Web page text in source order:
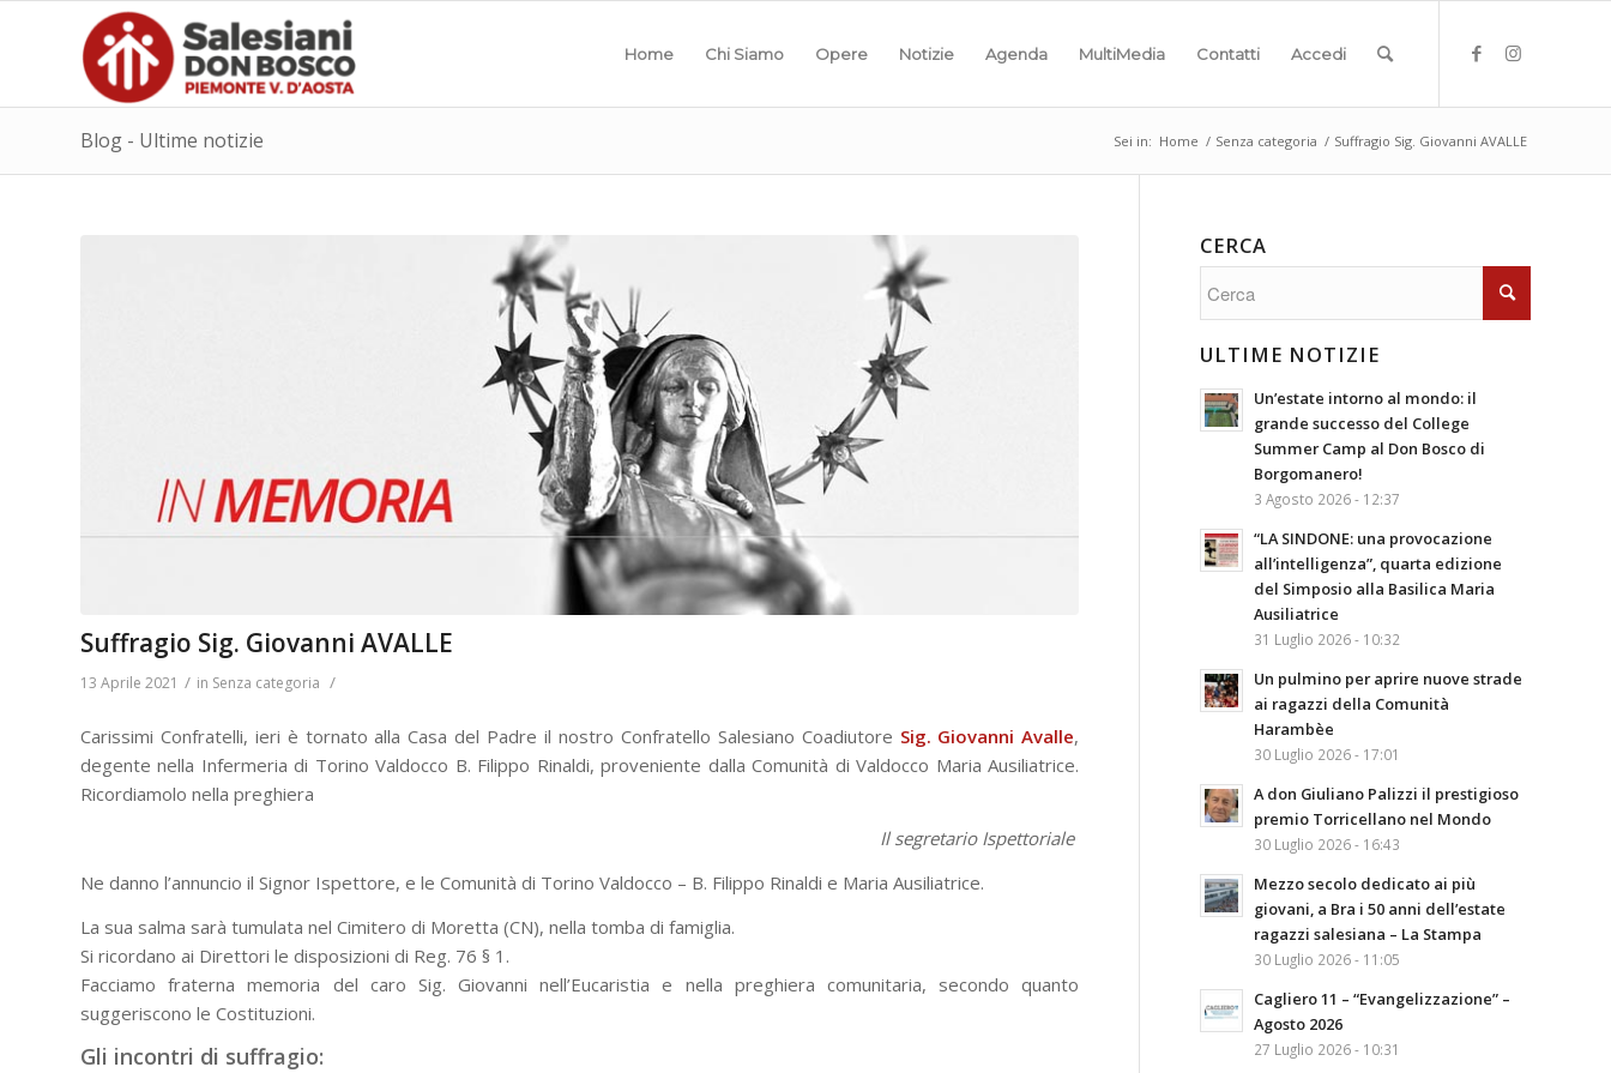
Home Chi Siamo Opere Notizie Agenda MultiMedia Contatti Accedi
Blog - Ultime notizie Sei in: Home / Senza categoria / Suffragio Sig. Giovanni AVALLE
Suffragio Sig. Giovanni AVALLE
13 Aprile 2021 / in Senza categoria /
Carissimi Confratelli, ieri è tornato alla Casa del Padre il nostro Confratello Salesiano Coadiutore Sig. Giovanni Avalle,
degente nella Infermeria di Torino Valdocco B. Filippo Rinaldi, proveniente dalla Comunità di Valdocco Maria Ausiliatrice.
Ricordiamolo nella preghiera
Il segretario Ispettoriale
Ne danno l’annuncio il Signor Ispettore, e le Comunità di Torino Valdocco – B. Filippo Rinaldi e Maria Ausiliatrice.
La sua salma sarà tumulata nel Cimitero di Moretta (CN), nella tomba di famiglia.
Si ricordano ai Direttori le disposizioni di Reg. 76 § 1.
Facciamo fraterna memoria del caro Sig. Giovanni nell’Eucaristia e nella preghiera comunitaria, secondo quanto
suggeriscono le Costituzioni.
Gli incontri di suffragio:
CERCA
ULTIME NOTIZIE
Un’estate intorno al mondo: il
grande successo del College
Summer Camp al Don Bosco di
Borgomanero!
3 Agosto 2026 - 12:37
“LA SINDONE: una provocazione
all’intelligenza”, quarta edizione
del Simposio alla Basilica Maria
Ausiliatrice
31 Luglio 2026 - 10:32
Un pulmino per aprire nuove strade
ai ragazzi della Comunità
Harambèe
30 Luglio 2026 - 17:01
A don Giuliano Palizzi il prestigioso
premio Torricellano nel Mondo
30 Luglio 2026 - 16:43
Mezzo secolo dedicato ai più
giovani, a Bra i 50 anni dell’estate
ragazzi salesiana – La Stampa
30 Luglio 2026 - 11:05
Cagliero 11 – “Evangelizzazione” –
Agosto 2026
27 Luglio 2026 - 10:31